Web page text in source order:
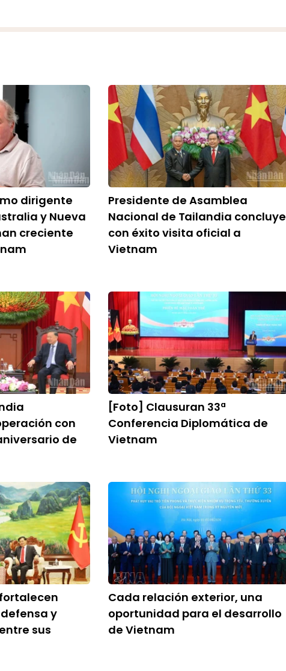
dirigente
y Nueva
creciente
Presidente de Asamblea
Nacional de Tailandia concluye
con éxito visita oficial a
Vietnam
con
de
[Foto] Clausuran 33ª
Conferencia Diplomática de
Vietnam
y
sus
Cada relación exterior, una
oportunidad para el desarrollo
de Vietnam